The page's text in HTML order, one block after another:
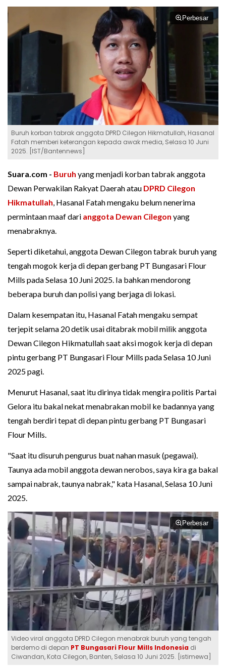
Perbesar
Buruh korban tabrak anggota DPRD Cilegon Hikmatullah, Hasanal
Fatah memberi keterangan kepada awak media, Selasa 10 Juni
2025. [IST/Bantennews]
Suara.com - Buruh yang menjadi korban tabrak anggota
Dewan Perwakilan Rakyat Daerah atau DPRD Cilegon
Hikmatullah, Hasanal Fatah mengaku belum nenerima
permintaan maaf dari anggota Dewan Cilegon yang
menabraknya.
Seperti diketahui, anggota Dewan Cilegon tabrak buruh yang
tengah mogok kerja di depan gerbang PT Bungasari Flour
Mills pada Selasa 10 Juni 2025. Ia bahkan mendorong
beberapa buruh dan polisi yang berjaga di lokasi.
Dalam kesempatan itu, Hasanal Fatah mengaku sempat
terjepit selama 20 detik usai ditabrak mobil milik anggota
Dewan Cilegon Hikmatullah saat aksi mogok kerja di depan
pintu gerbang PT Bungasari Flour Mills pada Selasa 10 Juni
2025 pagi.
Menurut Hasanal, saat itu dirinya tidak mengira politis Partai
Gelora itu bakal nekat menabrakan mobil ke badannya yang
tengah berdiri tepat di depan pintu gerbang PT Bungasari
Flour Mills.
"Saat itu disuruh pengurus buat nahan masuk (pegawai).
Taunya ada mobil anggota dewan nerobos, saya kira ga bakal
sampai nabrak, taunya nabrak," kata Hasanal, Selasa 10 Juni
2025.
Perbesar
Video viral anggota DPRD Cilegon menabrak buruh yang tengah
berdemo di depan PT Bungasari Flour Mills Indonesia di
Ciwandan, Kota Cilegon, Banten, Selasa 10 Juni 2025. [istimewa]